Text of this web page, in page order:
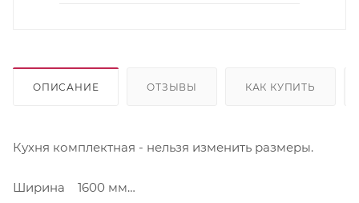
ОПИСАНИЕ ОТЗЫВЫ КАК КУПИТЬ
Кухня комплектная - нельзя изменить размеры.
Ширина 1600 мм